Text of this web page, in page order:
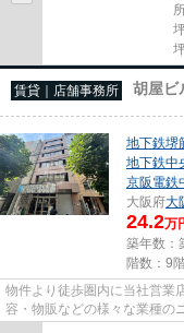
賃貸｜店舗事務所 胡屋ビ
地下鉄堺
地下鉄中
京阪電鉄
大阪府大
24.2万
築年数：
階数：9
物件より徒歩圏内に当社営業
容・物販などの様々な業種の
尚、弊社ではおとり広告は一